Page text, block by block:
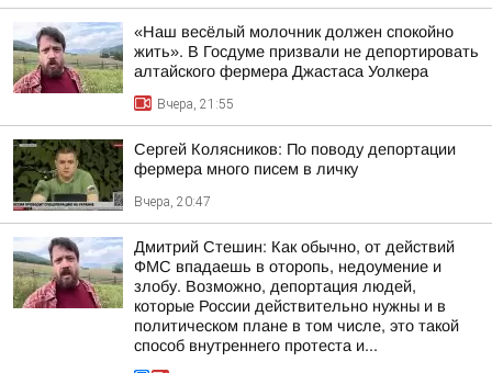
«Наш весёлый молочник должен спокойно
жить». В Госдуме призвали не депортировать
алтайского фермера Джастаса Уолкера
Вчера, 21:55
Сергей Колясников: По поводу депортации
фермера много писем в личку
Вчера, 20:47
Дмитрий Стешин: Как обычно, от действий
ФМС впадаешь в оторопь, недоумение и
злобу. Возможно, депортация людей,
которые России действительно нужны и в
политическом плане в том числе, это такой
способ внутреннего протеста и...